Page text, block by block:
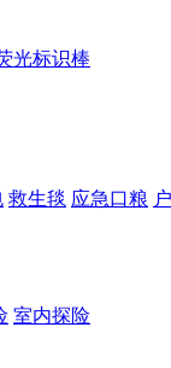
光标识棒
救生毯 应急口粮
室内探险